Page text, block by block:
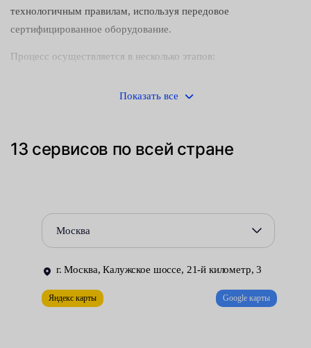
технологичным правилам, используя передовое
сертифицированное оборудование.
Процесс осуществляется в несколько этапов:
вентиль;
давлением;
установка новой камеры;
закачка воздуха;
балансировка;
Показать все
13 сервисов по всей стране
Москва
г. Москва, Калужское шоссе, 21-й километр, 3
Яндекс карты Google карты